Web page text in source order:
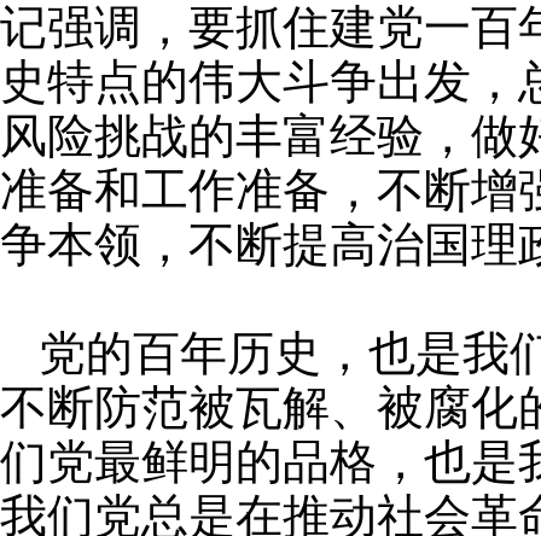
记强调，要抓住建党一百
史特点的伟大斗争出发
风险挑战的丰富经验，
准备和工作准备，不断增
争本领，不断提高治国理
党的百年历史，也是我
不断防范被瓦解、被腐化
们党最鲜明的品格，也是
我们党总是在推动社会革